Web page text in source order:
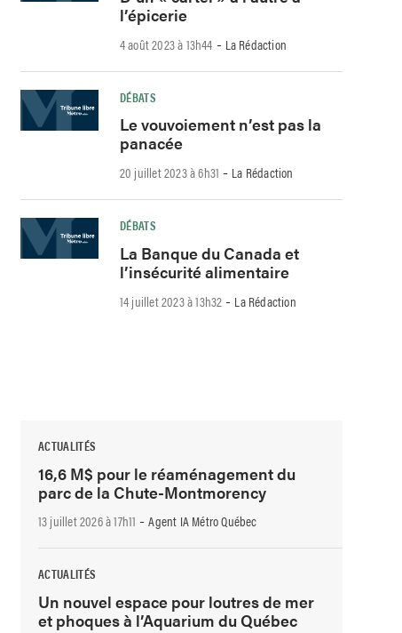
l’épicerie
4 août 2023 à 13h44 - La Rédaction
DÉBATS
Le vouvoiement n’est pas la
panacée
20 juillet 2023 à 6h31 - La Rédaction
DÉBATS
La Banque du Canada et
l’insécurité alimentaire
14 juillet 2023 à 13h32 - La Rédaction
ACTUALITÉS
16,6 M$ pour le réaménagement du
parc de la Chute-Montmorency
13 juillet 2026 à 17h11 -Agent IA Métro Québec
ACTUALITÉS
Un nouvel espace pour loutres de mer
et phoques à l’Aquarium du Québec